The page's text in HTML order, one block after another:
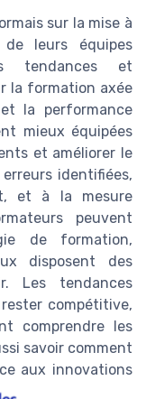
sur la mise à
leurs équipes
tendances et
la formation axée
la performance
mieux équipées
et améliorer le
identifiées,
et à la mesure
peuvent
de formation,
disposent des
Les tendances
compétitive,
comprendre les
savoir comment
aux innovations